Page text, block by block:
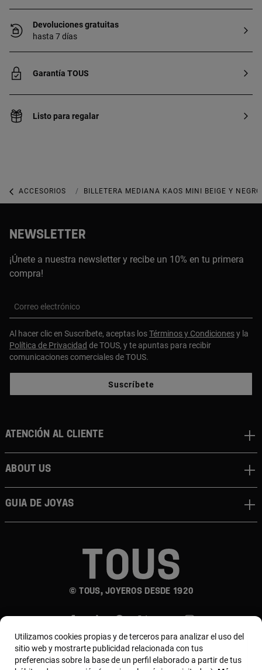
Devoluciones gratuitas
hasta 7 días
Garantía TOUS
Listo para regalar
ACCESORIOS MONEDEROS, BILLETERAS, CARTERAS Y
BILLETERA MEDIANA KAOS MINI BEIGE Y NEGRO
NEWSLETTER
¡Únete a nuestra newsletter y recibe un 10% en tu primera
compra!
Correo electrónico
Al hacer clic en Suscríbete, aceptas losTérminos y Condicionesy la
Política de Privacidad de TOUS, y te apuntas para recibir
comunicaciones comerciales de TOUS.
Suscríbete
© TOUS, JOYEROS DESDE 1920
Atención al cliente
About us
Guia de joyas
Utilizamos cookies propias y de terceros para analizar el uso del
sitio web y mostrarte publicidad relacionada con tus
preferencias sobre la base de un perfil elaborado a partir de tus